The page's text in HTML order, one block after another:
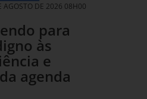
AGOSTO DE 2026 08H00
para
às
e
agenda